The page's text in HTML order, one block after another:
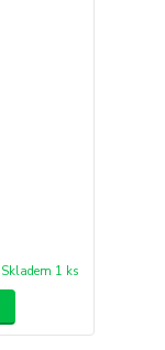
Skladem 1 ks